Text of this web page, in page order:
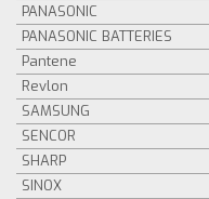
PANASONIC
PANASONIC BATTERIES
Pantene
Revlon
SAMSUNG
SENCOR
SHARP
SINOX